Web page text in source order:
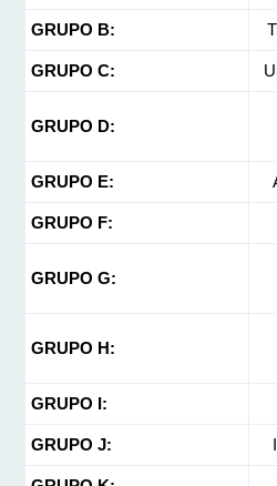
GRUPO B:
GRUPO C:
GRUPO D:
GRUPO E:
GRUPO F:
GRUPO G:
GRUPO H:
GRUPO I:
GRUPO J: